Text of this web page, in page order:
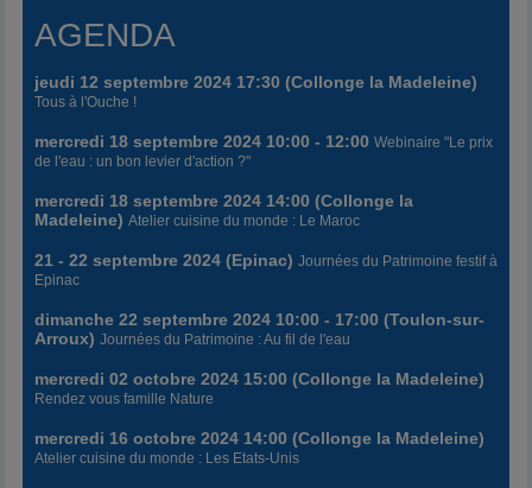
AGENDA
jeudi 12 septembre 2024 17:30 (Collonge la Madeleine)
Tous à l'Ouche !
mercredi 18 septembre 2024 10:00 - 12:00 Webinaire "Le prix
de l'eau : un bon levier d'action ?"
mercredi 18 septembre 2024 14:00 (Collonge la
Madeleine) Atelier cuisine du monde : Le Maroc
21 - 22 septembre 2024 (Epinac) Journées du Patrimoine festif à
Epinac
dimanche 22 septembre 2024 10:00 - 17:00 (Toulon-sur-
Arroux) Journées du Patrimoine : Au fil de l'eau
mercredi 02 octobre 2024 15:00 (Collonge la Madeleine)
Rendez vous famille Nature
mercredi 16 octobre 2024 14:00 (Collonge la Madeleine)
Atelier cuisine du monde : Les Etats-Unis